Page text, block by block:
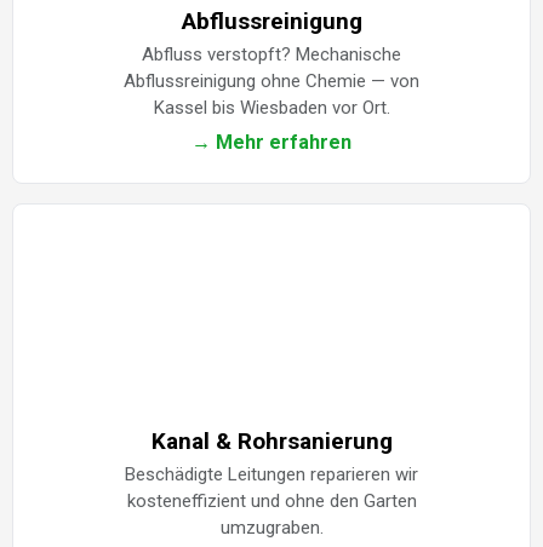
Abflussreinigung
Abfluss verstopft? Mechanische
Abflussreinigung ohne Chemie — von
Kassel bis Wiesbaden vor Ort.
→ Mehr erfahren
Kanal & Rohrsanierung
Beschädigte Leitungen reparieren wir
kosteneffizient und ohne den Garten
umzugraben.